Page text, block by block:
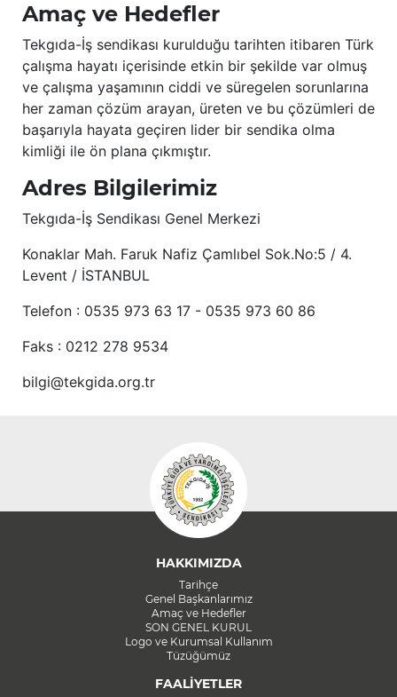
Amaç ve Hedefler
Tekgıda-İş sendikası kurulduğu tarihten itibaren Türk
çalışma hayatı içerisinde etkin bir şekilde var olmuş
ve çalışma yaşamının ciddi ve süregelen sorunlarına
her zaman çözüm arayan, üreten ve bu çözümleri de
başarıyla hayata geçiren lider bir sendika olma
kimliği ile ön plana çıkmıştır.
Adres Bilgilerimiz
Tekgıda-İş Sendikası Genel Merkezi
Konaklar Mah. Faruk Nafiz Çamlıbel Sok.No:5 / 4.
Levent / İSTANBUL
Telefon : 0535 973 63 17 - 0535 973 60 86
Faks : 0212 278 9534
bilgi@tekgida.org.tr
HAKKIMIZDA
Tarihçe
Genel Başkanlarımız
Amaç ve Hedefler
SON GENEL KURUL
Logo ve Kurumsal Kullanım
Tüzüğümüz
FAALİYETLER